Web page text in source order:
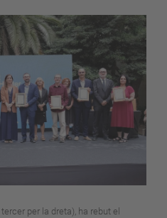
per la dreta), ha rebut el